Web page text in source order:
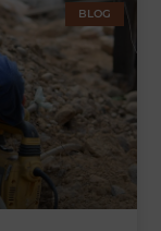
BLOG